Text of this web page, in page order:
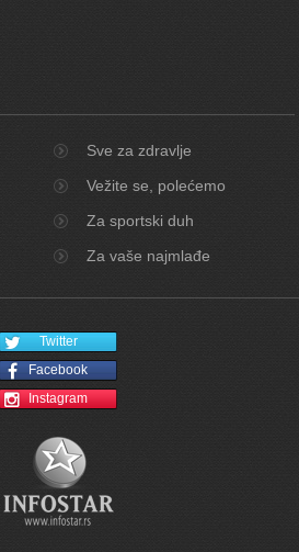
Sve za zdravlje
Vežite se, polećemo
Za sportski duh
Za vaše najmlađe
Twitter
Facebook
Instagram